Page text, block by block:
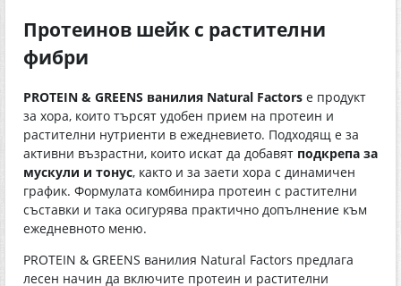
Протеинов шейк с растителни
фибри
PROTEIN & GREENS ванилия Natural Factors е продукт
за хора, които търсят удобен прием на протеин и
растителни нутриенти в ежедневието. Подходящ е за
активни възрастни, които искат да добавят подкрепа за
мускули и тонус, както и за заети хора с динамичен
график. Формулата комбинира протеин с растителни
съставки и така осигурява практично допълнение към
ежедневното меню.
PROTEIN & GREENS ванилия Natural Factors предлага
лесен начин да включите протеин и растителни